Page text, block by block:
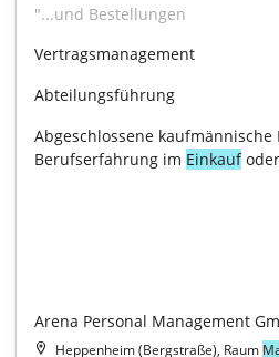
"...und Bestellungen
Vertragsmanagement
Abteilungsführung
Abgeschlossene
Berufserfahrung im Einkauf
Arena Personal Management
Heppenheim (Bergstraße), Raum